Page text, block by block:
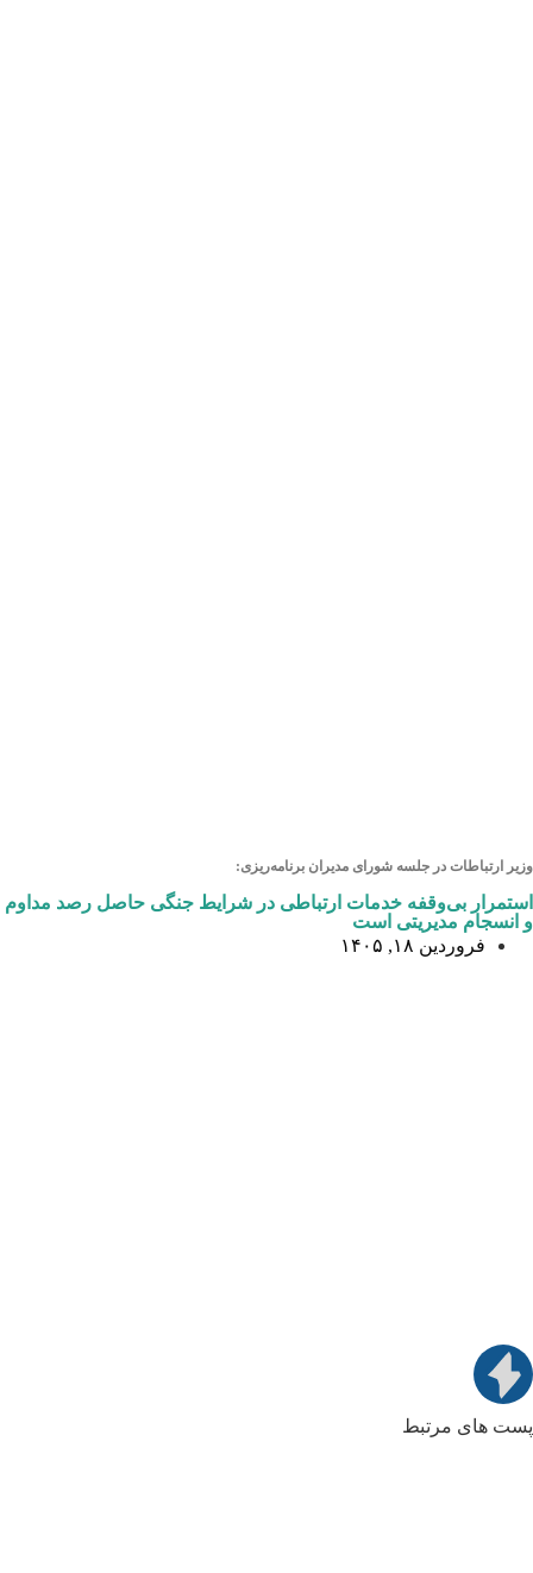
وزیر ارتباطات در جلسه شورای مدیران برنامه‌ریزی:
استمرار بی‌وقفه خدمات ارتباطی در شرایط جنگی حاصل رصد مداوم
و انسجام مدیریتی است
فروردین ۱۸, ۱۴۰۵
پست های مرتبط